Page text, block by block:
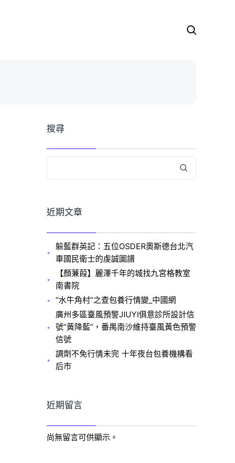
搜尋
近期文章
躲藍群英記：五位OSDER奧斯德台北汽
車國民衛士的虔誠圖譜
【顏蒹葭】麗澤千年的城找九宮格教室
南書院
“水牛角村”之查包養行情變_中國網
廣州多區臺風預警JIUYI俱意診所設計信
號“黃降藍”，番禺南沙維持臺風黃色預警
信號
調劑不免行情未完 十年夜台包養機構看
后市
近期留言
尚無留言可供顯示。